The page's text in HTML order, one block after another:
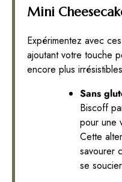
Mini
Expérimentez avec
ajoutant votre touche
encore plus
Sans
Biscoff
pour une
Cette
savourer
se